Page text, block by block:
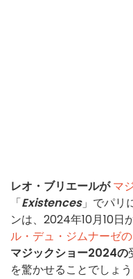
レオ・ブリエールが マ
「Existences」でパリ
ンは、2024年10月10日
ル・デュ・ジムナーゼの
マジックショー2024の
を驚かせることでしょう